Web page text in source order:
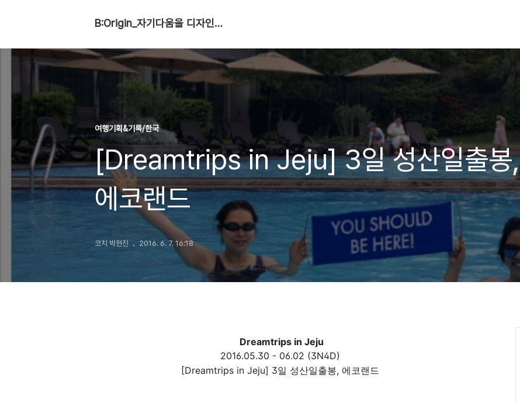
B:Origin_자기다움을 디자인합니다
여행기획&기록/한국
[Dreamtrips in Jeju] 3일 성산일출봉,
에코랜드
코치 박현진 2016. 6. 7. 16:18
Dreamtrips in Jeju
2016.05.30 - 06.02 (3N4D)
[Dreamtrips in Jeju] 3일 성산일출봉, 에코랜드